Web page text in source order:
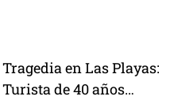
Tragedia en Las Playas:
Turista de 40 años